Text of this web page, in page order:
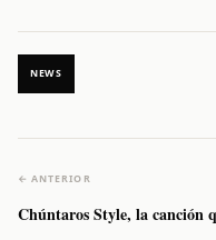
NEWS
← ANTERIOR
Chúntaros Style, la canción